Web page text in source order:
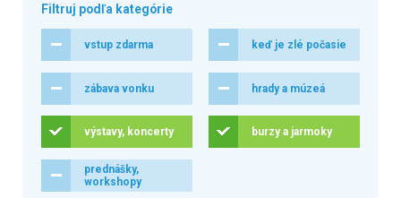
Filtruj podľa kategórie
vstup zdarma keď je zlé počasie
zábava vonku hrady a múzeá
výstavy, koncerty burzy a jarmoky
prednášky,
workshopy